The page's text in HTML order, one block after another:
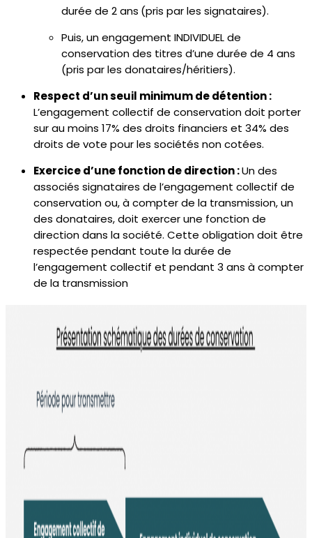
durée de 2 ans (pris par les signataires).
Puis, un engagement INDIVIDUEL de
conservation des titres d’une durée de 4 ans
(pris par les donataires/héritiers).
Respect d’un seuil minimum de détention :
L’engagement collectif de conservation doit porter
sur au moins 17% des droits financiers et 34% des
droits de vote pour les sociétés non cotées.
Exercice d’une fonction de direction :Un des
associés signataires de l’engagement collectif de
conservation ou, à compter de la transmission, un
des donataires,doit exercer une fonction de
direction dans la société. Cette obligation doit être
respectée pendant toute la durée de
l’engagement collectif et pendant 3 ans à compter
de la transmission